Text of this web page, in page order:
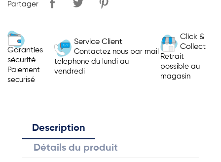
Partager
Garanties
sécurité
Paiement
securisé
Service Client
Contactez nous par mail
telephone du lundi au
vendredi
Click &
Collect
Retrait
possible au
magasin
Description
Détails du produit